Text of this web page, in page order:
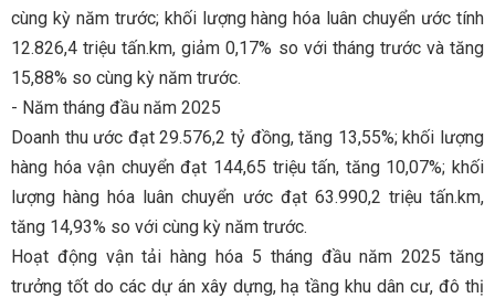
cùng kỳ năm trước; khối lượng hàng hóa luân chuyển ước tính
12.826,4 triệu tấn.km, giảm 0,17% so với tháng trước và tăng
15,88% so cùng kỳ năm trước.
- Năm tháng đầu năm 2025
Doanh thu ước đạt 29.576,2 tỷ đồng, tăng 13,55%; khối lượng
hàng hóa vận chuyển đạt 144,65 triệu tấn, tăng 10,07%; khối
lượng hàng hóa luân chuyển ước đạt 63.990,2 triệu tấn.km,
tăng 14,93% so với cùng kỳ năm trước.
Hoạt động vận tải hàng hóa 5 tháng đầu năm 2025 tăng
trưởng tốt do các dự án xây dựng, hạ tầng khu dân cư, đô thị